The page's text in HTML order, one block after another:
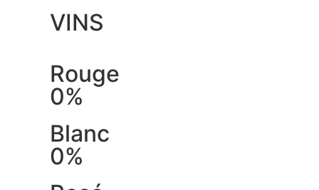
VINS
Rouge
0%
Blanc
0%